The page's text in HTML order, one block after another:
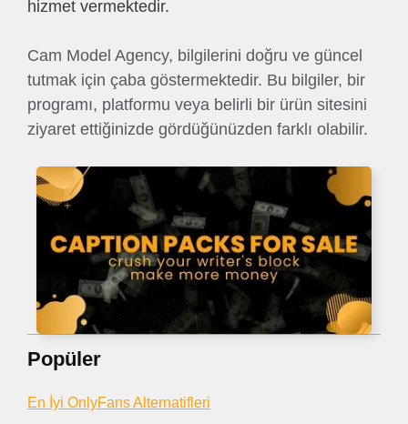
hizmet vermektedir.
Cam Model Agency, bilgilerini doğru ve güncel
tutmak için çaba göstermektedir. Bu bilgiler, bir
programı, platformu veya belirli bir ürün sitesini
ziyaret ettiğinizde gördüğünüzden farklı olabilir.
Popüler
En İyi OnlyFans Alternatifleri